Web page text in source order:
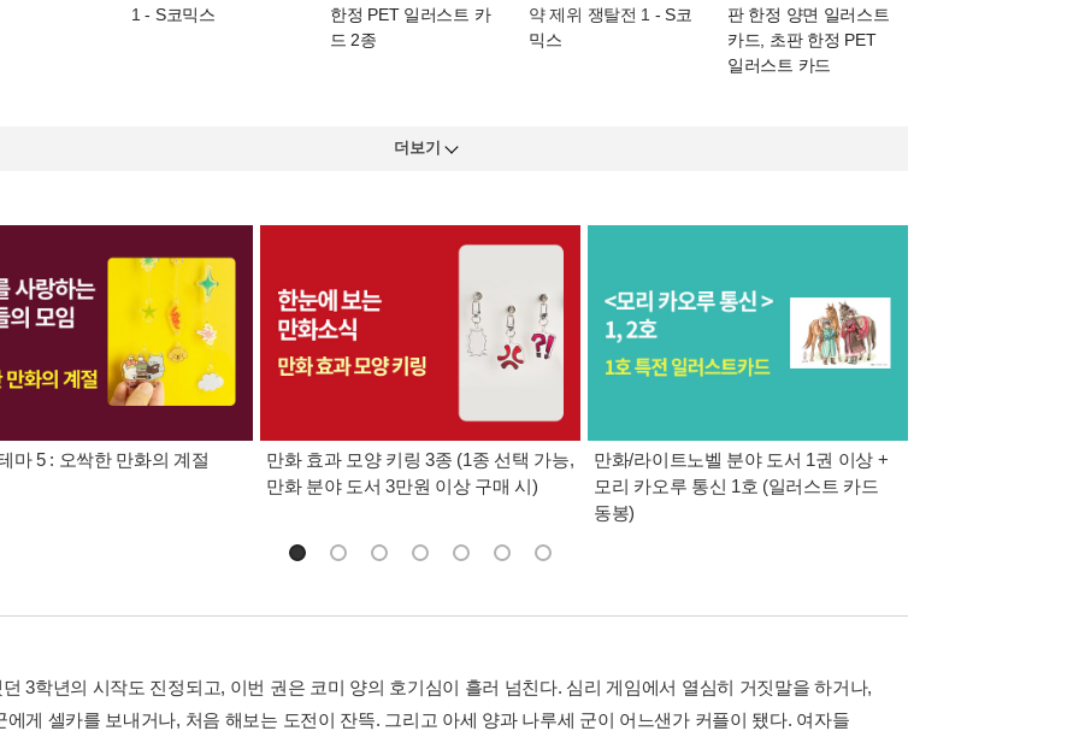
1 - S코믹스
한정 PET 일러스트 카
드 2종
약 제위 쟁탈전 1 - S코
믹스
판 한정 양면 일러스트
카드, 초판 한정 PET
일러스트 카드
더보기
마 5 : 오싹한 만화의 계절
만화 효과 모양 키링 3종 (1종 선택 가능,
만화 분야 도서 3만원 이상 구매 시)
만화/라이트노벨 분야 도서 1권 이상 +
모리 카오루 통신 1호 (일러스트 카드
동봉)
3학년의 시작도 진정되고, 이번 권은 코미 양의 호기심이 흘러 넘친다. 심리 게임에서 열심히 거짓말을 하거나,
에게 셀카를 보내거나, 처음 해보는 도전이 잔뜩. 그리고 아세 양과 나루세 군이 어느샌가 커플이 됐다. 여자들